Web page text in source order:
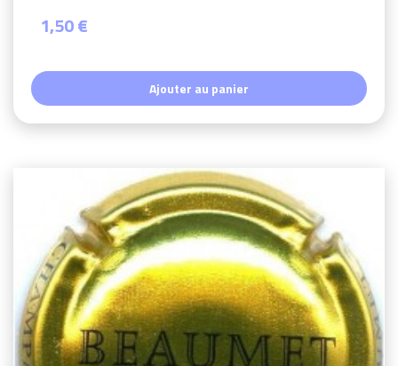
1,50 €
Ajouter au panier